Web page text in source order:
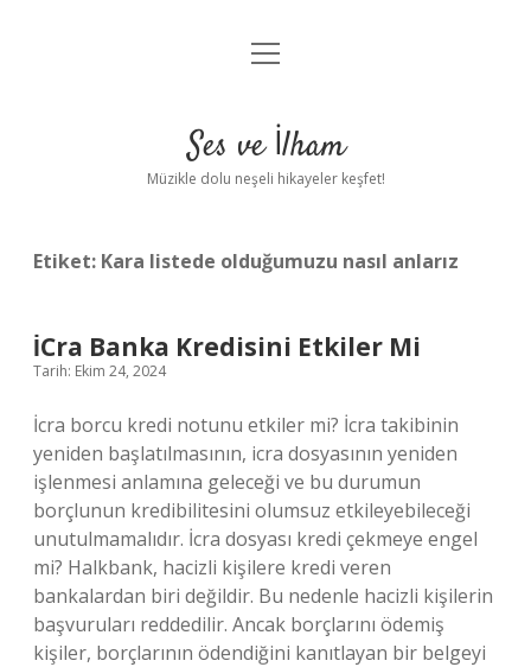
Anasayfa
Yasal Uyarı
menüyü
Ses ve İlham
Müzikle dolu neşeli hikayeler keşfet!
Etiket: Kara listede olduğumuzu nasıl anlarız
İCra Banka Kredisini Etkiler Mi
Tarih: Ekim 24, 2024
İcra borcu kredi notunu etkiler mi? İcra takibinin
yeniden başlatılmasının, icra dosyasının yeniden
işlenmesi anlamına geleceği ve bu durumun
borçlunun kredibilitesini olumsuz etkileyebileceği
unutulmamalıdır. İcra dosyası kredi çekmeye engel
mi? Halkbank, hacizli kişilere kredi veren
bankalardan biri değildir. Bu nedenle hacizli kişilerin
başvuruları reddedilir. Ancak borçlarını ödemiş
kişiler, borçlarının ödendiğini kanıtlayan bir belgeyi